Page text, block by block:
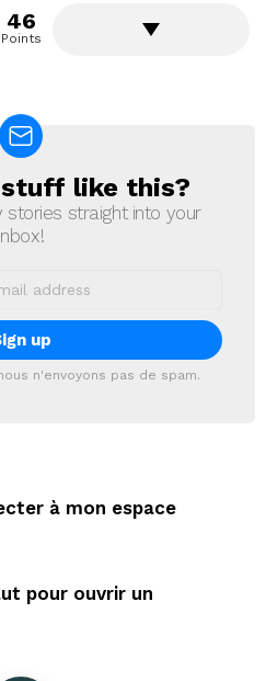
46
Points
like this?
straight into your
inbox!
n'envoyons pas de spam.
à mon espace
pour ouvrir un